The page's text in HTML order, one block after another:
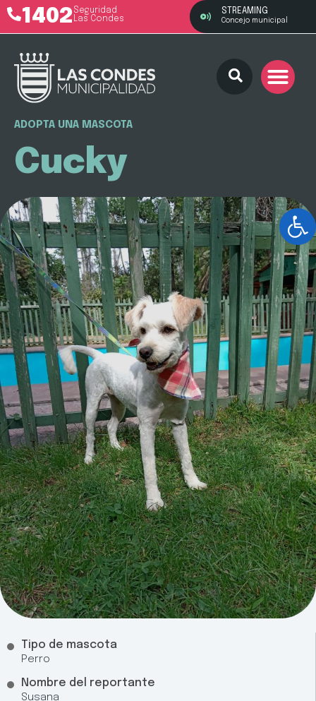
1402 Seguridad
Las Condes
STREAMING
Concejo municipal
ADOPTA UNA MASCOTA
Cucky
Tipo de mascota
Perro
Nombre del reportante
Susana